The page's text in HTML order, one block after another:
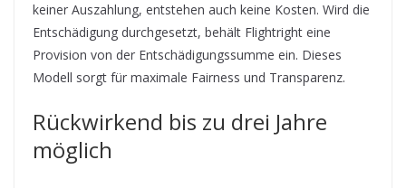
keiner Auszahlung, entstehen auch keine Kosten. Wird die
Entschädigung durchgesetzt, behält Flightright eine
Provision von der Entschädigungssumme ein. Dieses
Modell sorgt für maximale Fairness und Transparenz.
Rückwirkend bis zu drei Jahre
möglich